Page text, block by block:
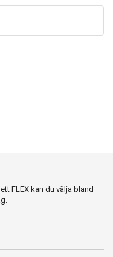
FLEX kan du välja bland